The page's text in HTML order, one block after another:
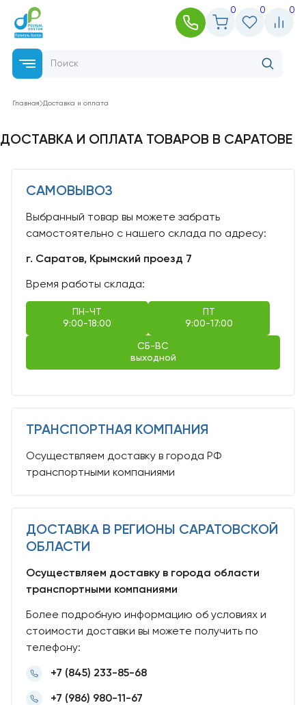
0 0 0
Главная Доставка и оплата
ДОСТАВКА И ОПЛАТА ТОВАРОВ В САРАТОВЕ
САМОВЫВОЗ
Выбранный товар вы можете забрать
самостоятельно с нашего склада по адресу:
г. Саратов, Крымский проезд 7
Время работы склада:
ПН-ЧТ
9:00-18:00
ПТ
9:00-17:00
СБ-ВС
выходной
ДОСТАВКА В РЕГИОНЫ САРАТОВСКОЙ
ОБЛАСТИ
Осуществляем доставку в города области
транспортными компаниями
Более подробную информацию об условиях и
стоимости доставки вы можете получить по
телефону:
+7 (845) 233-85-68
+7 (986) 980-11-67
ТРАНСПОРТНАЯ КОМПАНИЯ
Осуществляем доставку в города РФ
транспортными компаниями